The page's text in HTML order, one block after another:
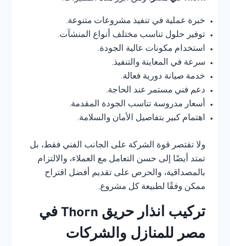
خبرة عملية في تنفيذ مشروعات متنوعة.
توفير حلول تناسب مختلف أنواع المنشآت.
استخدام مكونات عالية الجودة.
سرعة في المعاينة والتنفيذ.
خدمة صيانة دورية فعالة.
دعم فني مستمر عند الحاجة.
أسعار مدروسة تناسب الجودة المقدمة.
اهتمام كبير بتفاصيل الأمان والسلامة.
ولا تقتصر قوة الشركة على الجانب الفني فقط، بل
تمتد أيضًا إلى حسن التعامل مع العملاء، والالتزام
بالمصداقية، والحرص على تقديم أفضل اقتراح
ممكن وفقًا لطبيعة كل مشروع.
تركيب انذار حريق Thorn في
مصر للمنازل والشركات